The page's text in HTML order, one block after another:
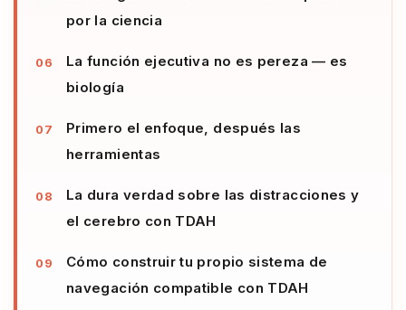
por la ciencia
La función ejecutiva no es pereza — es
biología
Primero el enfoque, después las
herramientas
La dura verdad sobre las distracciones y
el cerebro con TDAH
Cómo construir tu propio sistema de
navegación compatible con TDAH